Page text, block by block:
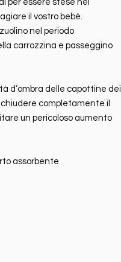
per essere stese nel
il vostro bebè.
nel periodo
carrozzina e passeggino
d’ombra delle capottine dei
completamente il
un pericoloso aumento
assorbente